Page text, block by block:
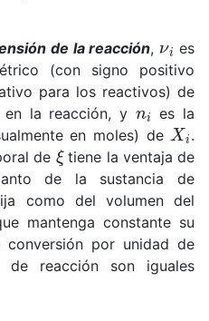
de la reacción,
es
(con signo positivo
para los reactivos) de
en la reacción, y ni es la
en moles) deXi .
de ξtiene la ventaja de
de la sustancia de
como del volumen del
mantenga constante su
por unidad de
reacción son iguales